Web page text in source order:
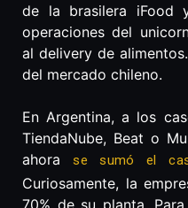
de la brasilera
operaciones del
al delivery de
del mercado chileno.
En Argentina, a los
TiendaNube, Beat o
ahorase sumó el
Curiosamente, la